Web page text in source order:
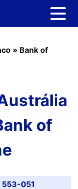
» Bank of
of
553-051